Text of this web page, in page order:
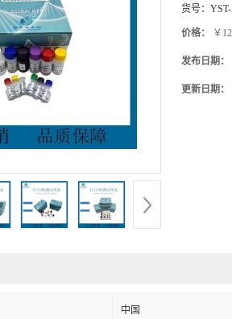
货号：
价格： ￥
发布日期：
更新日期：
中国